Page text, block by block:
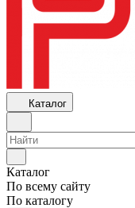
Каталог
Каталог
По всему сайту
По каталогу